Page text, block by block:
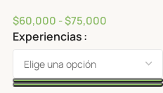
$60,000 -$75,000
Experiencias